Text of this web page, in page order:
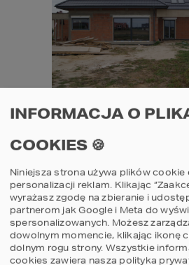
BUDOWA DOMU
HOMEKONCEPT 26
Na co
wybierając
INFORMACJA O
COOKIES 🍪
Niniejsza strona używa plików cookie
personalizacji reklam. Klikając
wyrażasz zgodę na zbieranie i
partnerom jak Google i Meta do
spersonalizowanych. Możesz
dowolnym momencie, klikając ikonę
dolnym rogu strony. Wszystkie
cookies zawiera nasza polityka